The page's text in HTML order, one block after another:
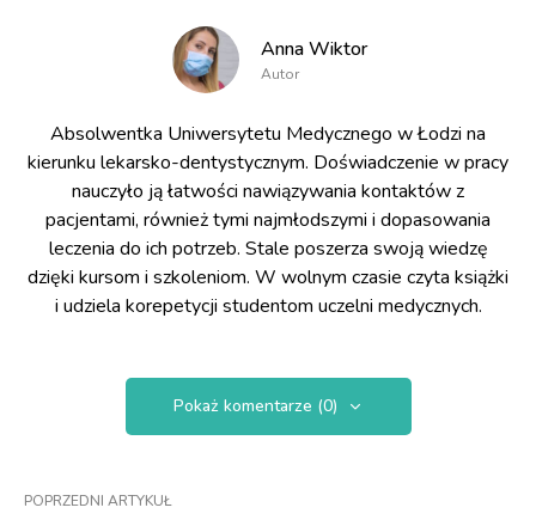
Anna Wiktor
Autor
Absolwentka Uniwersytetu Medycznego w Łodzi na
kierunku lekarsko-dentystycznym. Doświadczenie w pracy
nauczyło ją łatwości nawiązywania kontaktów z
pacjentami, również tymi najmłodszymi i dopasowania
leczenia do ich potrzeb. Stale poszerza swoją wiedzę
dzięki kursom i szkoleniom. W wolnym czasie czyta książki
i udziela korepetycji studentom uczelni medycznych.
Pokaż komentarze (0)
POPRZEDNI ARTYKUŁ